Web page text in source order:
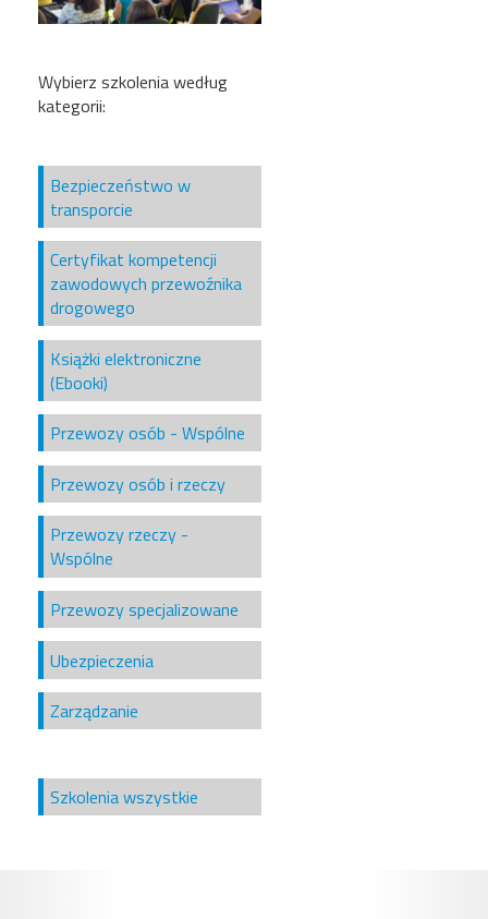
Wybierz szkolenia według
kategorii:
Bezpieczeństwo w
transporcie
Certyfikat kompetencji
zawodowych przewoźnika
drogowego
Książki elektroniczne
(Ebooki)
Przewozy osób - Wspólne
Przewozy osób i rzeczy
Przewozy rzeczy -
Wspólne
Przewozy specjalizowane
Ubezpieczenia
Zarządzanie
Szkolenia wszystkie